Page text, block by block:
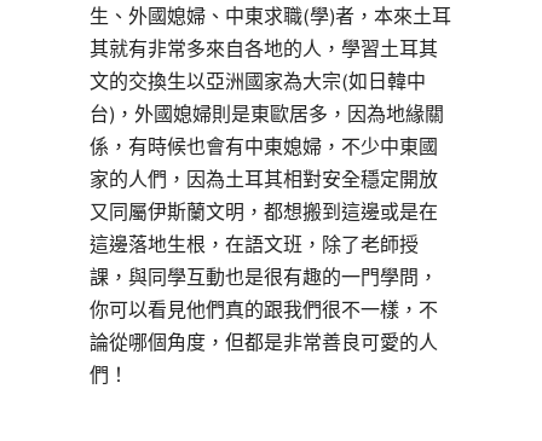
生、外國媳婦、中東求職(學)者，本來土耳
其就有非常多來自各地的人，學習土耳其
文的交換生以亞洲國家為大宗(如日韓中
台)，外國媳婦則是東歐居多，因為地緣關
係，有時候也會有中東媳婦，不少中東國
家的人們，因為土耳其相對安全穩定開放
又同屬伊斯蘭文明，都想搬到這邊或是在
這邊落地生根，在語文班，除了老師授
課，與同學互動也是很有趣的一門學問，
你可以看見他們真的跟我們很不一樣，不
論從哪個角度，但都是非常善良可愛的人
們！